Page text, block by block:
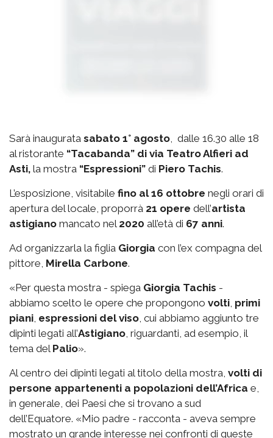
Sarà inaugurata sabato 1° agosto, dalle 16.30 alle 18
al ristorante “Tacabanda” di via Teatro Alfieri ad
Asti, la mostra “Espressioni” di Piero Tachis.
L’esposizione, visitabile fino al 16 ottobre negli orari di
apertura del locale, proporrà 21 opere dell’artista
astigiano mancato nel 2020 all’età di 67 anni.
Ad organizzarla la figlia Giorgia con l’ex compagna del
pittore, Mirella Carbone.
«Per questa mostra - spiega Giorgia Tachis -
abbiamo scelto le opere che propongono volti, primi
piani, espressioni del viso, cui abbiamo aggiunto tre
dipinti legati all’Astigiano, riguardanti, ad esempio, il
tema del Palio».
Al centro dei dipinti legati al titolo della mostra, volti di
persone appartenenti a popolazioni dell’Africa e,
in generale, dei Paesi che si trovano a sud
dell’Equatore. «Mio padre - racconta - aveva sempre
mostrato un grande interesse nei confronti di queste